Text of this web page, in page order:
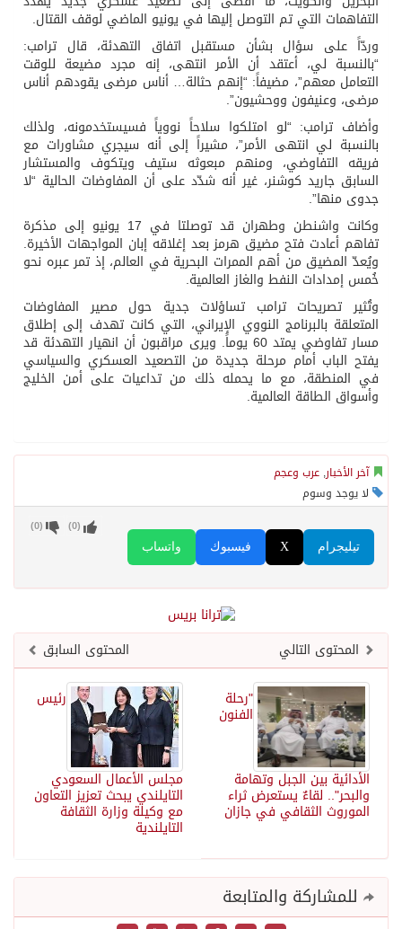
التفاهمات التي تم التوصل إليها في يونيو الماضي لوقف القتال.
وردّاً على سؤال بشأن مستقبل اتفاق التهدئة، قال ترامب:
“بالنسبة لي، أعتقد أن الأمر انتهى، إنه مجرد مضيعة للوقت
التعامل معهم”، مضيفاً: “إنهم حثالة… أناس مرضى يقودهم أناس
مرضى، وعنيفون ووحشيون”.
وأضاف ترامب: “لو امتلكوا سلاحاً نووياً فسيستخدمونه، ولذلك
بالنسبة لي انتهى الأمر”، مشيراً إلى أنه سيجري مشاورات مع
فريقه التفاوضي، ومنهم مبعوثه ستيف ويتكوف والمستشار
السابق جاريد كوشنر، غير أنه شدّد على أن المفاوضات الحالية “لا
جدوى منها”.
وكانت واشنطن وطهران قد توصلتا في 17 يونيو إلى مذكرة
تفاهم أعادت فتح مضيق هرمز بعد إغلاقه إبان المواجهات الأخيرة.
ويُعدّ المضيق من أهم الممرات البحرية في العالم، إذ تمر عبره نحو
خُمس إمدادات النفط والغاز العالمية.
وتُثير تصريحات ترامب تساؤلات جدية حول مصير المفاوضات
المتعلقة بالبرنامج النووي الإيراني، التي كانت تهدف إلى إطلاق
مسار تفاوضي يمتد 60 يوماً. ويرى مراقبون أن انهيار التهدئة قد
يفتح الباب أمام مرحلة جديدة من التصعيد العسكري والسياسي
في المنطقة، مع ما يحمله ذلك من تداعيات على أمن الخليج
وأسواق الطاقة العالمية.
آخر الأخبار, عرب وعجم
لا يوجد وسوم
واتساب فيسبوك X تيليجرام
(
0
) (
0
)
المحتوى السابق
المحتوى التالي
رئيس
مجلس الأعمال السعودي
التايلندي يبحث تعزيز التعاون
مع وكيلة وزارة الثقافة
التايلندية
"رحلة
الفنون
الأدائية بين الجبل وتهامة
والبحر".. لقاءٌ يستعرض ثراء
الموروث الثقافي في جازان
للمشاركة والمتابعة